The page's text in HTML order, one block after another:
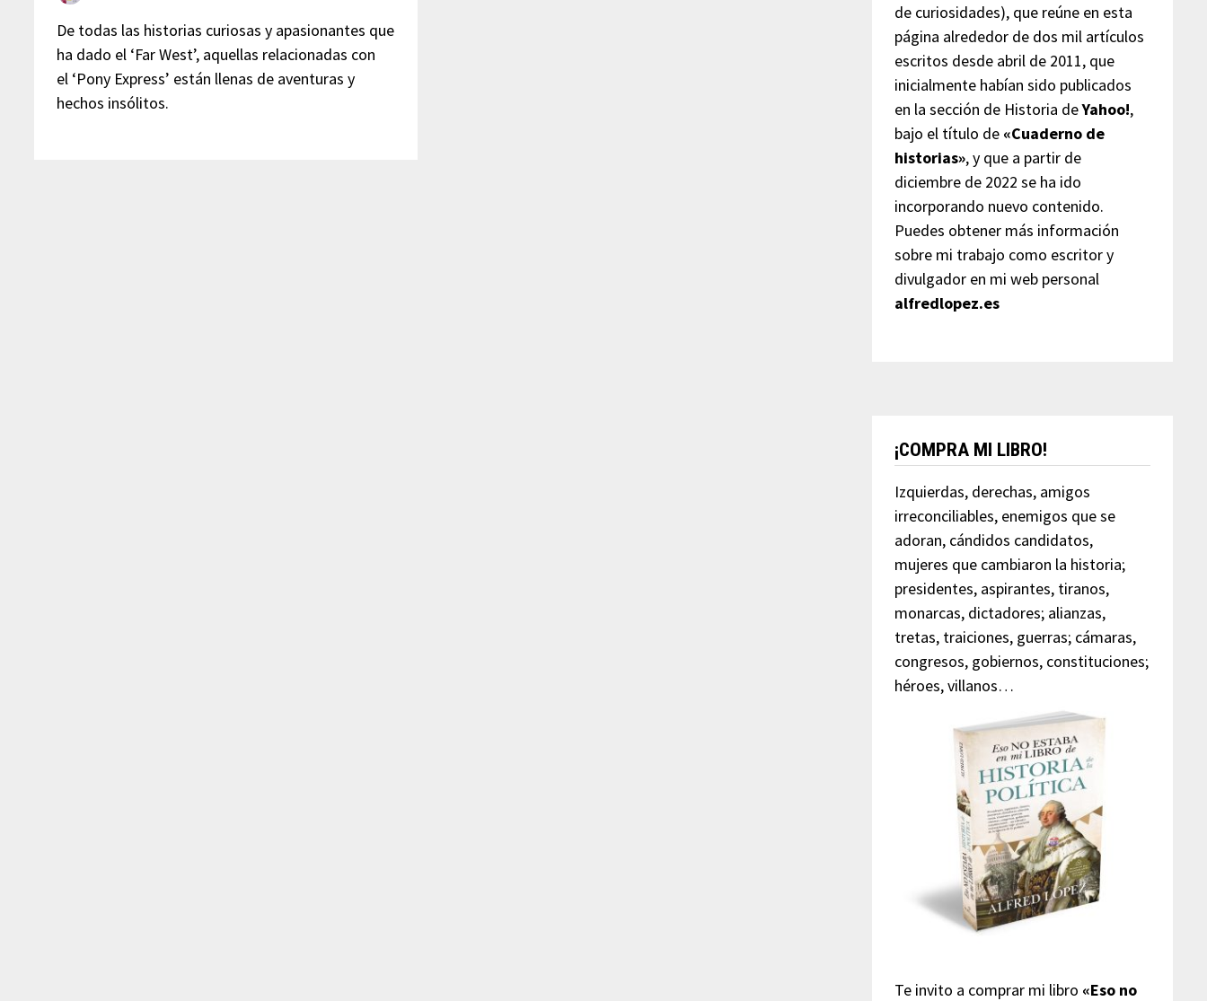
De todas las historias curiosas y apasionantes que
ha dado el ‘Far West’, aquellas relacionadas con
el ‘Pony Express’ están llenas de aventuras y
hechos insólitos.
de curiosidades), que reúne en esta
página alrededor de dos mil artículos
escritos desde abril de 2011, que
inicialmente habían sido publicados
en la sección de Historia deYahoo!,
bajo el título de «Cuaderno de
historias», y que a partir de
diciembre de 2022 se ha ido
incorporando nuevo contenido.
Puedes obtener más información
sobre mi trabajo como escritor y
divulgador en mi web personal
alfredlopez.es
¡COMPRA MI LIBRO!
Izquierdas, derechas, amigos
irreconciliables, enemigos que se
adoran, cándidos candidatos,
mujeres que cambiaron la historia;
presidentes, aspirantes, tiranos,
monarcas, dictadores; alianzas,
tretas, traiciones, guerras; cámaras,
congresos, gobiernos, constituciones;
héroes, villanos…
Te invito a comprar mi libro «Eso no